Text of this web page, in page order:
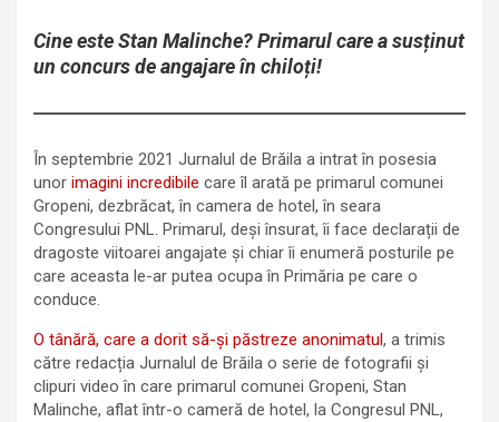
Cine este Stan Malinche? Primarul care a susținut
un concurs de angajare în chiloți!
În septembrie 2021 Jurnalul de Brăila a intrat în posesia
unor imagini incredibile care îl arată pe primarul comunei
Gropeni, dezbrăcat, în camera de hotel, în seara
Congresului PNL. Primarul, deși însurat, îi face declarații de
dragoste viitoarei angajate și chiar îi enumeră posturile pe
care aceasta le-ar putea ocupa în Primăria pe care o
conduce.
O tânără, care a dorit să-și păstreze anonimatul, a trimis
către redacția Jurnalul de Brăila o serie de fotografii și
clipuri video în care primarul comunei Gropeni, Stan
Malinche, aflat într-o cameră de hotel, la Congresul PNL,